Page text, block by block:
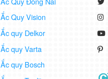
Ắc Quy Vision
Ắc quy Delkor
Ắc quy Varta
Ắc quy Bosch